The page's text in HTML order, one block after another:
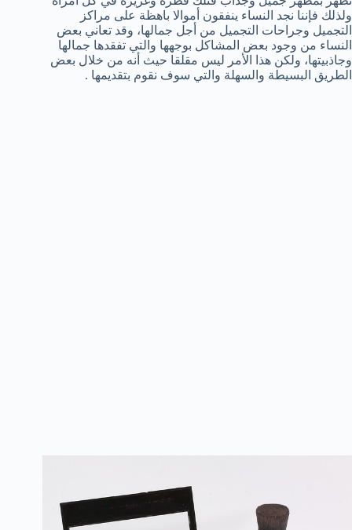
ولذلك فإننا نجد النساء ينفقون أموالا باهظة على مراكز
التجميل وجراحات التجميل من أجل جمالها، وقد تعاني بعض
النساء من وجود بعض المشاكل بوجهها والتي تفقدها جمالها
وجاذبيتها، ولكن هذا الأمر ليس مقلقا حيث أنه من خلال بعض
الطريق البسيطة والسهلة والتي سوف نقوم بتقديمها .